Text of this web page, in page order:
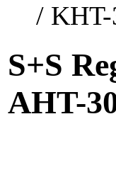
/ KHT-
S+S
AHT-